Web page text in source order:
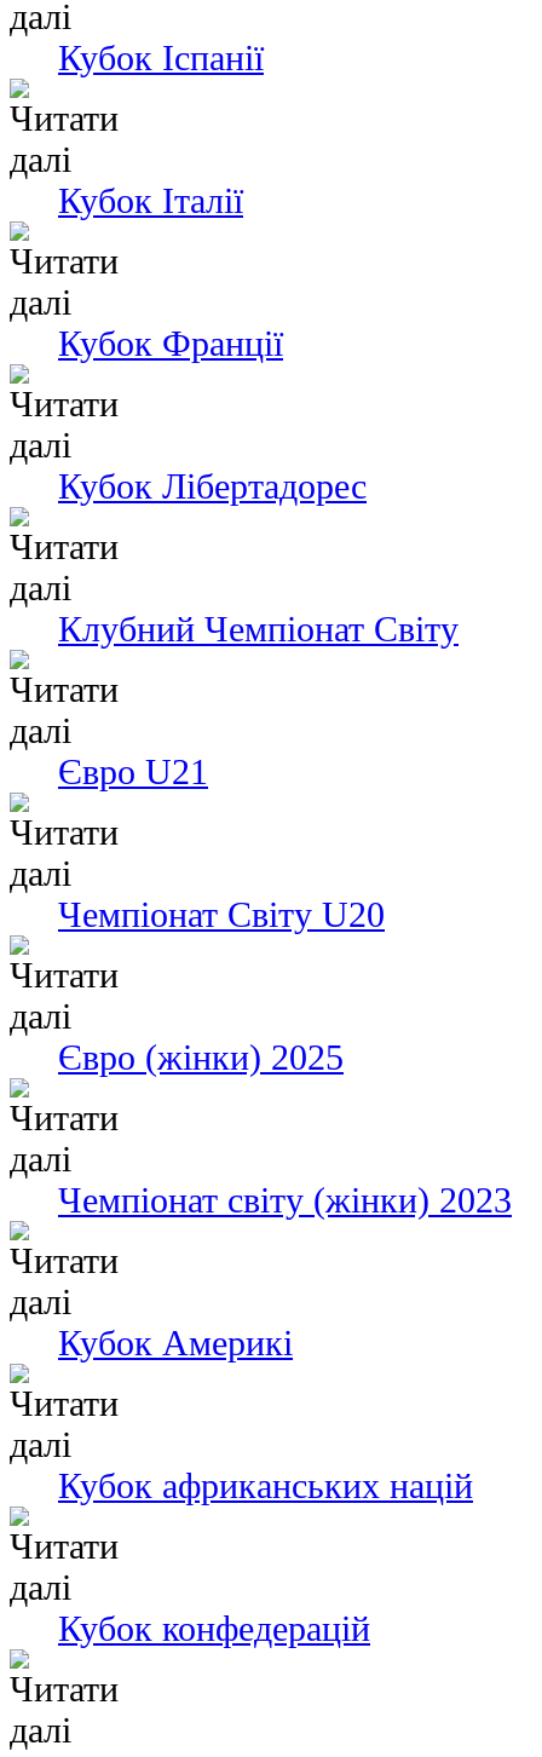
Кубок Іспанії
Кубок Італії
Кубок Франції
Кубок Лібертадорес
Клубний Чемпіонат Світу
Євро U21
Чемпіонат Світу U20
Євро (жінки) 2025
Чемпіонат світу (жінки) 2023
Кубок Америкі
Кубок африканських націй
Кубок конфедерацій